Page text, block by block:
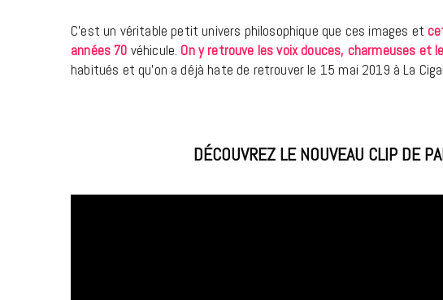
C’est un véritable petit univers philosophique que ces images et
années 70 véhicule. On y retrouve les voix douces, charmeuses et
habitués et qu’on a déjà hate de retrouver le 15 mai 2019 à La
DÉCOUVREZ LE NOUVEAU CLIP DE